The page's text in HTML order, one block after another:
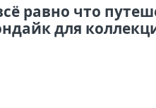
равно что
для